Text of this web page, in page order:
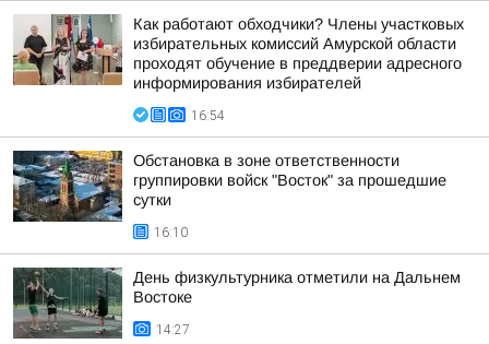
Как работают обходчики? Члены участковых
избирательных комиссий Амурской области
проходят обучение в преддверии адресного
информирования избирателей
16:54
Обстановка в зоне ответственности
группировки войск "Восток" за прошедшие
сутки
16:10
День физкультурника отметили на Дальнем
Востоке
14:27